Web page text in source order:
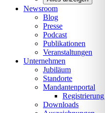
Newsroom
Blog
Presse
Podcast
Publikationen
Veranstaltungen
Unternehmen
Jubiläum
Standorte
Mandantenportal
Downloads